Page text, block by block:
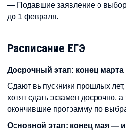
— Подавшие заявление о
до 1 февраля.
Расписание ЕГЭ
Досрочный этап: конец
Сдают выпускники прошлых лет,
хотят сдать экзамен досрочно, а
окончившие программу по
Основной этап: конец мая —